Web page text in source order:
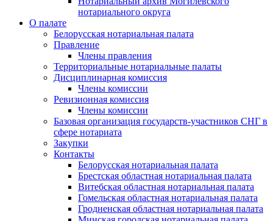
нотариального округа
О палате
Белорусская нотариальная палата
Правление
Члены правления
Территориальные нотариальные палаты
Дисциплинарная комиссия
Члены комиссии
Ревизионная комиссия
Члены комиссии
Базовая организация государств-участников СНГ в
сфере нотариата
Закупки
Контакты
Белорусская нотариальная палата
Брестская областная нотариальная палата
Витебская областная нотариальная палата
Гомельская областная нотариальная палата
Гродненская областная нотариальная палата